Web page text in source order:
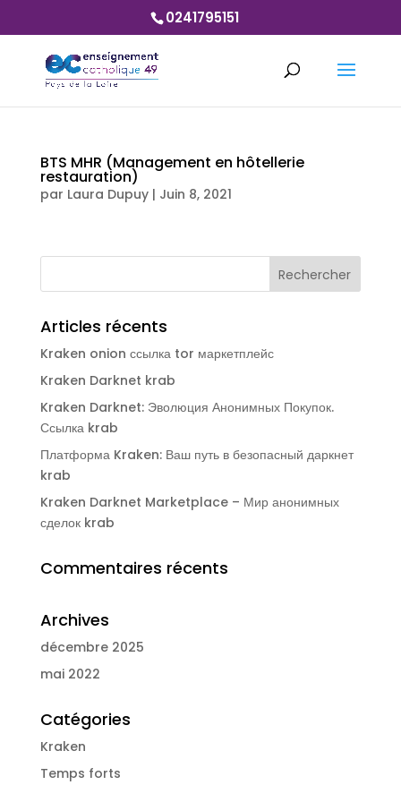
0241795151
BTS MHR (Management en hôtellerie
restauration)
par Laura Dupuy| Juin 8, 2021
Articles récents
Kraken onion ссылка tor маркетплейс
Kraken Darknet krab
Kraken Darknet: Эволюция Анонимных Покупок.
Ссылка krab
Платформа Kraken: Ваш путь в безопасный даркнет
krab
Kraken Darknet Marketplace – Мир анонимных
сделок krab
Commentaires récents
Archives
décembre 2025
mai 2022
Catégories
Kraken
Temps forts